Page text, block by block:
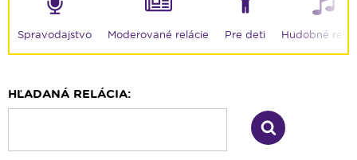
Spravodajstvo Moderované relácie Pre deti Hudobné
HĽADANÁ RELÁCIA: